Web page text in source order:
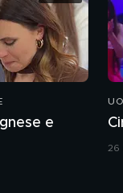
e
26